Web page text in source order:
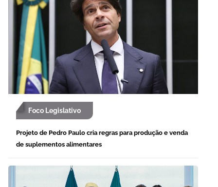
Foco Legislativo
Projeto de Pedro Paulo cria regras para produção e venda
de suplementos alimentares